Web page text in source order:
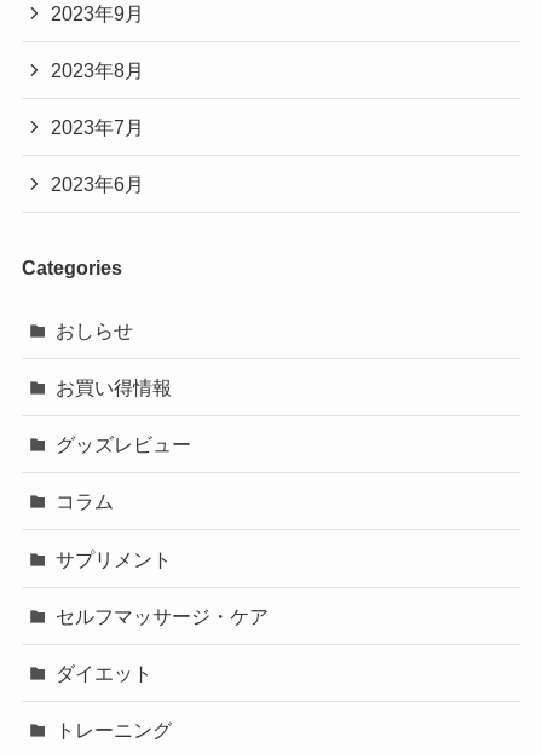
2023年9月
2023年8月
2023年7月
2023年6月
Categories
おしらせ
お買い得情報
グッズレビュー
コラム
サプリメント
セルフマッサージ・ケア
ダイエット
トレーニング